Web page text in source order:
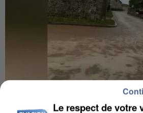
Le respect de votre